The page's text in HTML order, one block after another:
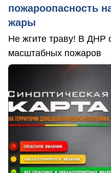
пожароопасность
жары
Не жгите траву! В ДНР
масштабных пожаров